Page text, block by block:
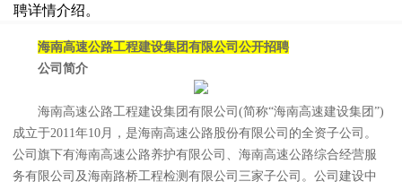
聘详情介绍。
海南高速公路工程建设集团有限公司公开招聘
公司简介
海南高速公路工程建设集团有限公司(简称“海南高速建设集团”)
成立于2011年10月，是海南高速公路股份有限公司的全资子公司。
公司旗下有海南高速公路养护有限公司、海南高速公路综合经营服
务有限公司及海南路桥工程检测有限公司三家子公司。公司建设中